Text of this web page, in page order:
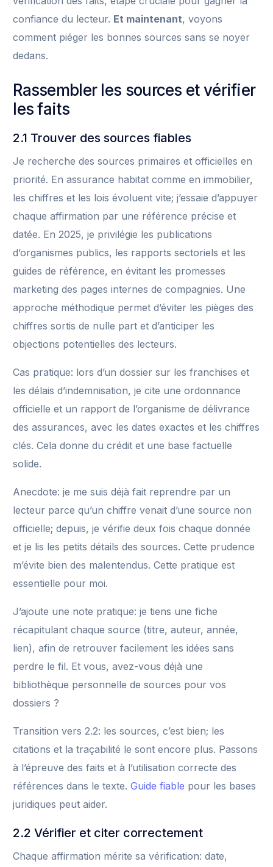
confiance du lecteur. Et maintenant, voyons
comment piéger les bonnes sources sans se noyer
dedans.
Rassembler les sources et vérifier
les faits
2.1 Trouver des sources fiables
Je recherche des sources primaires et officielles en
priorité. En assurance habitat comme en immobilier,
les chiffres et les lois évoluent vite; j’essaie d’appuyer
chaque affirmation par une référence précise et
datée. En 2025, je privilégie les publications
d’organismes publics, les rapports sectoriels et les
guides de référence, en évitant les promesses
marketing des pages internes de compagnies. Une
approche méthodique permet d’éviter les pièges des
chiffres sortis de nulle part et d’anticiper les
objections potentielles des lecteurs.
Cas pratique: lors d’un dossier sur les franchises et
les délais d’indemnisation, je cite une ordonnance
officielle et un rapport de l’organisme de délivrance
des assurances, avec les dates exactes et les chiffres
clés. Cela donne du crédit et une base factuelle
solide.
Anecdote: je me suis déjà fait reprendre par un
lecteur parce qu’un chiffre venait d’une source non
officielle; depuis, je vérifie deux fois chaque donnée
et je lis les petits détails des sources. Cette prudence
m’évite bien des malentendus. Cette pratique est
essentielle pour moi.
J’ajoute une note pratique: je tiens une fiche
récapitulant chaque source (titre, auteur, année,
lien), afin de retrouver facilement les idées sans
perdre le fil. Et vous, avez-vous déjà une
bibliothèque personnelle de sources pour vos
dossiers ?
Transition vers 2.2: les sources, c’est bien; les
citations et la traçabilité le sont encore plus. Passons
à l’épreuve des faits et à l’utilisation correcte des
références dans le texte.Guide fiable pour les bases
juridiques peut aider.
2.2 Vérifier et citer correctement
Chaque affirmation mérite sa vérification: date,